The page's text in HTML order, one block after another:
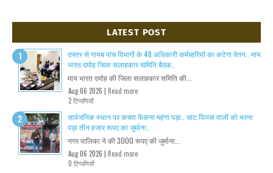
LATEST POST
दफ्तर से गायब पांच विभागों के 48 अधिकारी कर्मचारियों का कटेगा वेतन.. माय
भारत दमोह जिला सलाहकार समिति बैठक..
माय भारत दमोह की जिला सलाहकार समिति की...
Aug 06 2026 | Read more
2 टिप्पणियाँ
सार्वजनिक स्थान पर कचरा फेंकना महंगा पड़ा.. चाट पिज्जा वालों को भरना
पड़ा तीन हजार रूपए का जुर्माना..
नगर पालिका ने की 3000 रूपए की जुर्माना...
Aug 06 2026 | Read more
0 टिप्पणियाँ